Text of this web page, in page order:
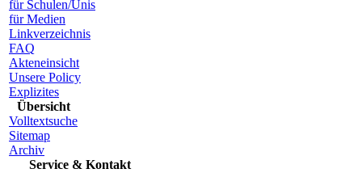
für Schulen/Unis
für Medien
Linkverzeichnis
FAQ
Akteneinsicht
Unsere Policy
Explizites
Übersicht
Volltextsuche
Sitemap
Archiv
Service & Kontakt